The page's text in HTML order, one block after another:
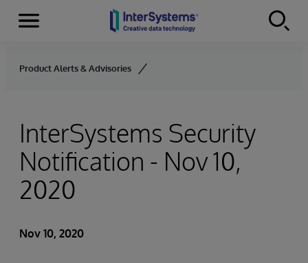
Skip to content
Menu
Product Alerts & Advisories
InterSystems Security
Notification - Nov 10,
2020
Nov 10, 2020